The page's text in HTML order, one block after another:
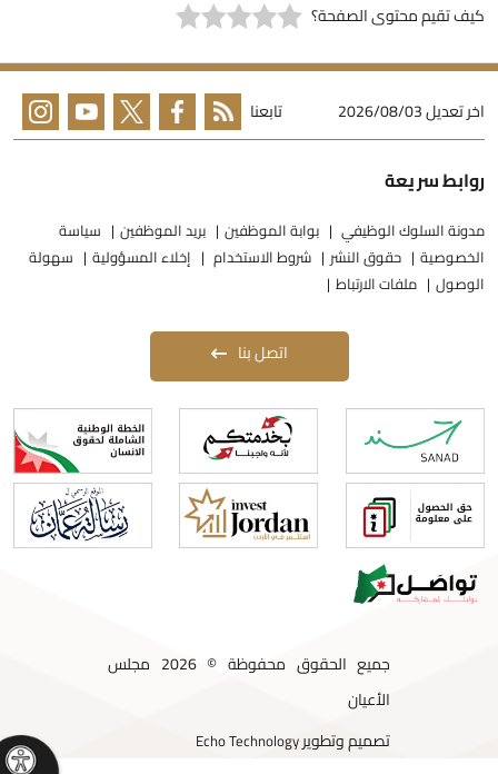
كيف تقيم محتوى الصفحة؟
اخر تعديل2026/08/03 تابعنا
روابط سريعة
مدونة السلوك الوظيفي بوابة الموظفين بريد الموظفين
سياسة
الخصوصية
حقوق النشر شروط الاستخدام إخلاء المسؤولية
سهولة
الوصول
ملفات الارتباط
اتصل بنا
جميع الحقوق محفوظة © 2026 مجلس
الأعيان
تصميم وتطويرEcho Technology